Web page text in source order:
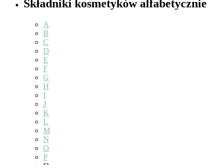
Składniki kosmetyków alfabetycznie
A
B
C
D
E
F
G
H
I
J
K
L
M
N
O
P